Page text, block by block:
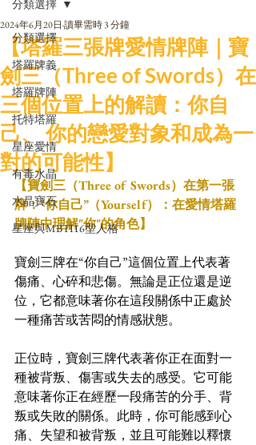
分類選擇
塔羅牌義
塔羅牌陣
托特塔羅
星座愛情
有毒水晶
水晶寶石
星座與MBTI16型人格
分類選擇
【塔羅三張牌愛情牌陣｜寶
劍三（Three of Swords）在
三個位置上的解讀：你自
己、 你的戀愛對象和成為一
對的可能性】
2024年6月20日 讀畢需時 3 分鐘
【寶劍三（Three of Swords）在第一張
牌：“你自己”（Yourself）：在愛情塔羅
牌陣中理解"你"的角色】
寶劍三牌在“你自己”這個位置上代表著
傷痛、心碎和悲傷。無論是正位還是逆
位，它都意味著你在這段關係中正處於
一種痛苦或苦悶的情感狀態。
正位時，寶劍三牌代表著你正在面對一
種被背叛、傷害或失去的感受。它可能
意味著你正在經歷一段痛苦的分手、背
叛或失敗的關係。此時，你可能感到心
痛、失望和被背叛，並且可能難以釋懷